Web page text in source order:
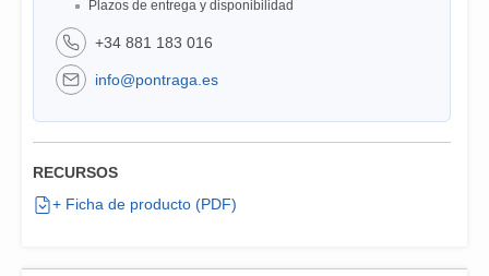
Plazos de entrega y disponibilidad
+34 881 183 016
info@pontraga.es
RECURSOS
+ Ficha de producto (PDF)